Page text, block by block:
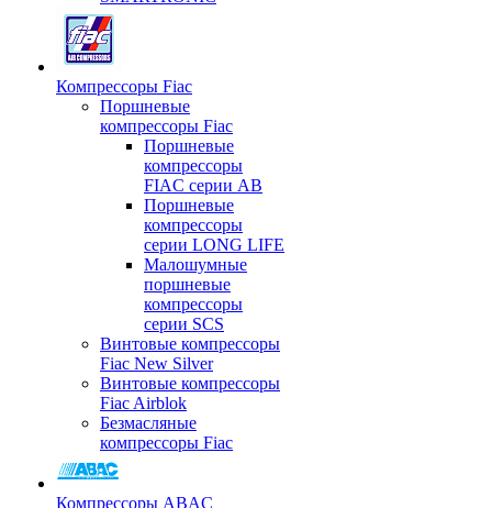
Компрессоры Fiac
Поршневые
компрессоры Fiac
Поршневые
компрессоры
FIAC серии AB
Поршневые
компрессоры
серии LONG LIFE
Малошумные
поршневые
компрессоры
серии SCS
Винтовые компрессоры
Fiac New Silver
Винтовые компрессоры
Fiac Airblok
Безмасляные
компрессоры Fiac
Компрессоры ABAC